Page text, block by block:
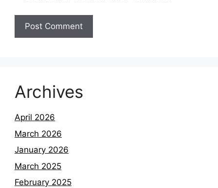
Archives
April 2026
March 2026
January 2026
March 2025
February 2025